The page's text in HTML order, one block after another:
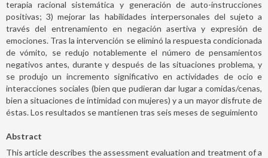
terapia racional sistemática y generación de auto-instrucciones
positivas; 3) mejorar las habilidades interpersonales del sujeto a
través del entrenamiento en negación asertiva y expresión de
emociones. Tras la intervención se eliminó la respuesta condicionada
de vómito, se redujo notablemente el número de pensamientos
negativos antes, durante y después de las situaciones problema, y
se produjo un incremento significativo en actividades de ocio e
interacciones sociales (bien que pudieran dar lugar a comidas/cenas,
bien a situaciones de intimidad con mujeres) y a un mayor disfrute de
éstas. Los resultados se mantienen tras seis meses de seguimiento
Abstract
This article describes the assessment evaluation and treatment of a